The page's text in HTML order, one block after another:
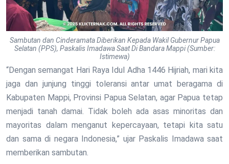
Sambutan dan Cinderamata Diberikan Kepada Wakil Gubernur Papua
Selatan (PPS), Paskalis Imadawa Saat Di Bandara Mappi (Sumber:
Istimewa)
“Dengan semangat Hari Raya Idul Adha 1446 Hijriah, mari kita
jaga dan junjung tinggi toleransi antar umat beragama di
Kabupaten Mappi, Provinsi Papua Selatan, agar Papua tetap
menjadi tanah damai. Tidak boleh ada asas minoritas dan
mayoritas dalam menganut kepercayaan, tetapi kita satu
dan sama di negara Indonesia,” ujar Paskalis Imadawa saat
memberikan sambutan.